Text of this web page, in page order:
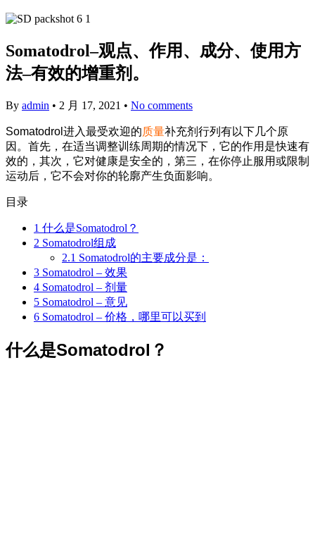
Somatodrol–观点、作用、成分、使用方
法–有效的增重剂。
By admin • 2 月 17, 2021 • No comments
Somatodrol进入最受欢迎的质量补充剂行列有以下几个原
因。首先，在适当调整训练周期的情况下，它的作用是快速有
效的，其次，它对健康是安全的，第三，在你停止服用或限制
运动后，它不会对你的轮廓产生负面影响。
目录
1 什么是Somatodrol？
2 Somatodrol组成
2.1 Somatodrol的主要成分是：
3 Somatodrol – 效果
4 Somatodrol – 剂量
5 Somatodrol – 意见
6 Somatodrol – 价格，哪里可以买到
什么是Somatodrol？